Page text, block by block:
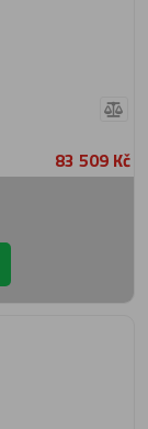
83 509 Kč